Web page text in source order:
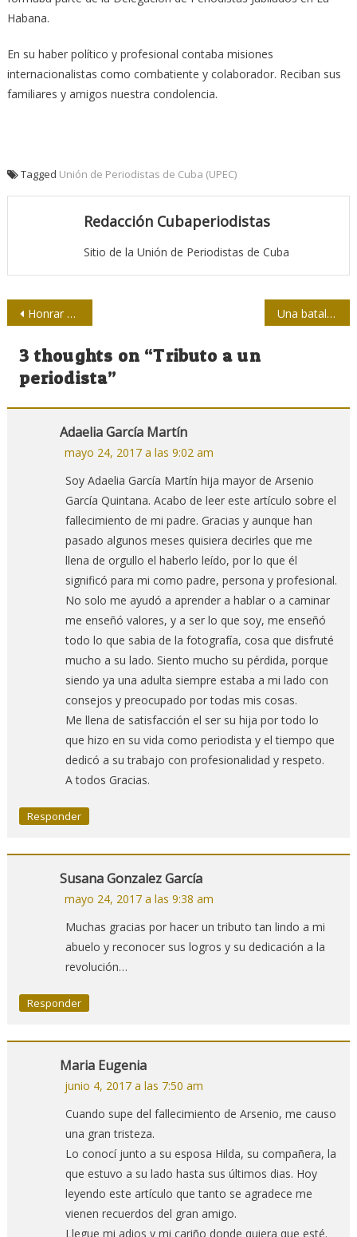
Habana.
En su haber político y profesional contaba misiones
internacionalistas como combatiente y colaborador. Reciban sus
familiares y amigos nuestra condolencia.
Tagged Unión de Periodistas de Cuba (UPEC)
Redacción Cubaperiodistas
Sitio de la Unión de Periodistas de Cuba
Navegación
de
entradas
Honrar a Fidel vestidos de Verde Olivo Una batalla periodística: la entrevista de Matthews a Fidel
3 thoughts on “Tributo a un
periodista”
Adaelia García Martín
mayo 24, 2017 a las 9:02 am
Soy Adaelia García Martín hija mayor de Arsenio
García Quintana. Acabo de leer este artículo sobre el
fallecimiento de mi padre. Gracias y aunque han
pasado algunos meses quisiera decirles que me
llena de orgullo el haberlo leído, por lo que él
significó para mi como padre, persona y profesional.
No solo me ayudó a aprender a hablar o a caminar
me enseñó valores, y a ser lo que soy, me enseñó
todo lo que sabia de la fotografía, cosa que disfruté
mucho a su lado. Siento mucho su pérdida, porque
siendo ya una adulta siempre estaba a mi lado con
consejos y preocupado por todas mis cosas.
Me llena de satisfacción el ser su hija por todo lo
que hizo en su vida como periodista y el tiempo que
dedicó a su trabajo con profesionalidad y respeto.
A todos Gracias.
Responder
Susana Gonzalez García
mayo 24, 2017 a las 9:38 am
Muchas gracias por hacer un tributo tan lindo a mi
abuelo y reconocer sus logros y su dedicación a la
revolución…
Responder
Maria Eugenia
junio 4, 2017 a las 7:50 am
Cuando supe del fallecimiento de Arsenio, me causo
una gran tristeza.
Lo conocí junto a su esposa Hilda, su compañera, la
que estuvo a su lado hasta sus últimos dias. Hoy
leyendo este artículo que tanto se agradece me
vienen recuerdos del gran amigo.
Llegue mi adios y mi cariño donde quiera que esté.